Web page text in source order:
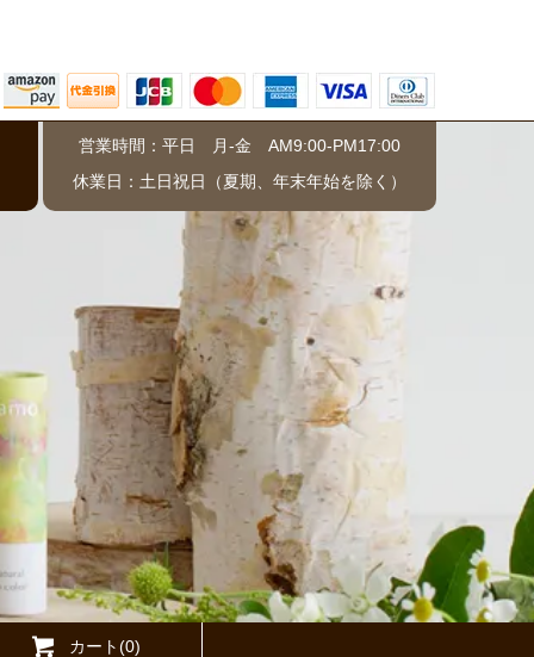
営業時間：平日 月-金 AM9:00-PM17:00
休業日：土日祝日（夏期、年末年始を除く）
カート(0)